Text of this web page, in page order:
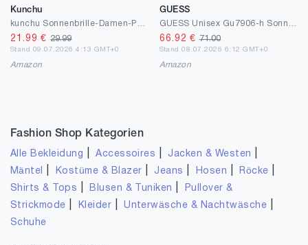
Kunchu
21.99 €29.99
Stand 09.07.2026 4:13 GMT+0
Amazon
GUESS
66.92 € 71.00
Stand 08.07.2026 6:12 GMT+0
Amazon
Fashion Shop Kategorien
Alle Bekleidung |Accessoires Jacken & Westen
Mäntel Kostüme & Blazer Jeans Hosen Röcke
Shirts & Tops Blusen & Tuniken
Pullover &
Strickmode
Kleider |Unterwäsche & Nachtwäsche
Schuhe